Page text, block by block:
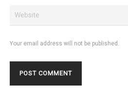
Your email address will not be published.